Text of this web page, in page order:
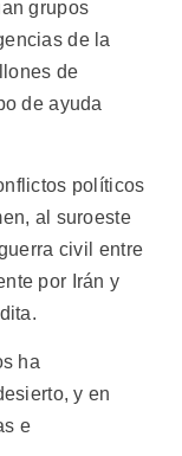
grupos
de la
de
de ayuda
políticos
al suroeste
civil entre
por Irán y
ha
y en
e